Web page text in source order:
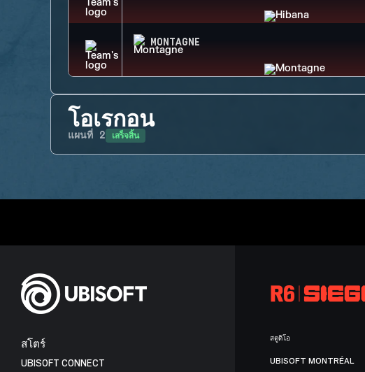
MONTAGNE
โอเรกอน
แผนที่ 2 เสร็จสิ้น
สโตร์
UBISOFT CONNECT
สตูดิโอ
UBISOFT MONTRÉAL